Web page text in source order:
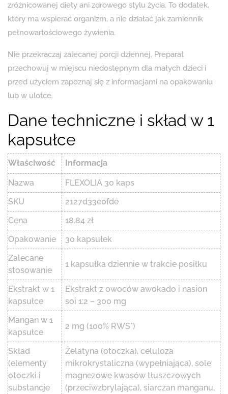
zróżnicowanej diety ani zdrowego stylu życia. To dodatek,
który ma wspierać organizm, a nie działać jak zamiennik
pełnowartościowego żywienia.
Nie przekraczaj zalecanej porcji dziennej. Preparat
przechowuj w miejscu niedostępnym dla małych dzieci i
przed użyciem zapoznaj się z informacjami na opakowaniu
lub w ulotce.
Dane techniczne i skład w 1
kapsułce
Właściwość Informacja
Nazwa
FLEXOLIA 30 kaps
SKU
2127d33e0fde
Cena
18.84 zł
Opakowanie
30 kapsułek
Zalecane
stosowanie
1 kapsułka dziennie w trakcie posiłku
Ekstrakt w 1
kapsułce
Ekstrakt z owoców awokado i nasion
soi 1:2 – 300 mg
Mangan w 1
kapsułce
2 mg (100% RWS*)
Skład
(elementy
otoczki i
substancje
Żelatyna (otoczka), celuloza
mikrokrystaliczna (wypełniająca), sole
magnezowe kwasów tłuszczowych
(przeciwzbrylająca), siarczan manganu,